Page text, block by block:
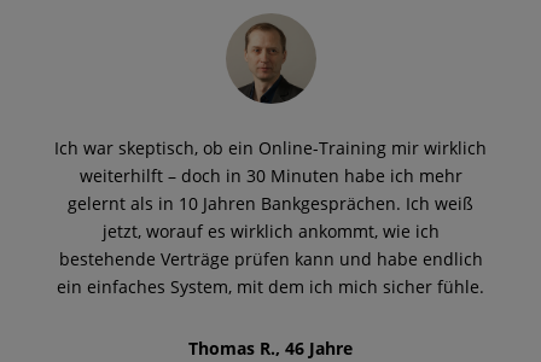
Ich war skeptisch, ob ein Online-Training mir wirklich
weiterhilft – doch in 30 Minuten habe ich mehr
gelernt als in 10 Jahren Bankgesprächen. Ich weiß
jetzt, worauf es wirklich ankommt, wie ich
bestehende Verträge prüfen kann und habe endlich
ein einfaches System, mit dem ich mich sicher fühle.
Thomas R., 46 Jahre